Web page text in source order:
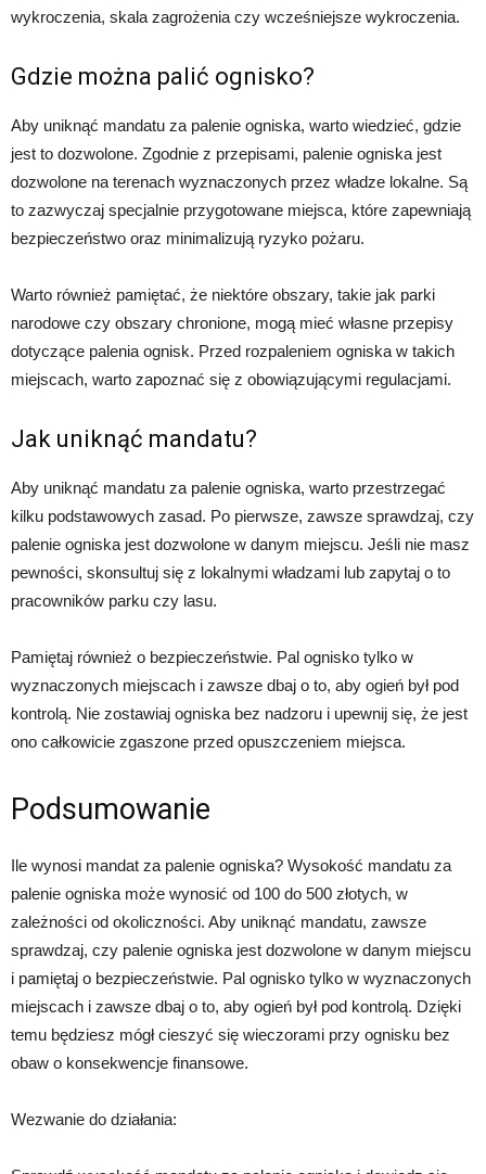
wykroczenia, skala zagrożenia czy wcześniejsze wykroczenia.
Gdzie można palić ognisko?
Aby uniknąć mandatu za palenie ogniska, warto wiedzieć, gdzie
jest to dozwolone. Zgodnie z przepisami, palenie ogniska jest
dozwolone na terenach wyznaczonych przez władze lokalne. Są
to zazwyczaj specjalnie przygotowane miejsca, które zapewniają
bezpieczeństwo oraz minimalizują ryzyko pożaru.
Warto również pamiętać, że niektóre obszary, takie jak parki
narodowe czy obszary chronione, mogą mieć własne przepisy
dotyczące palenia ognisk. Przed rozpaleniem ogniska w takich
miejscach, warto zapoznać się z obowiązującymi regulacjami.
Jak uniknąć mandatu?
Aby uniknąć mandatu za palenie ogniska, warto przestrzegać
kilku podstawowych zasad. Po pierwsze, zawsze sprawdzaj, czy
palenie ogniska jest dozwolone w danym miejscu. Jeśli nie masz
pewności, skonsultuj się z lokalnymi władzami lub zapytaj o to
pracowników parku czy lasu.
Pamiętaj również o bezpieczeństwie. Pal ognisko tylko w
wyznaczonych miejscach i zawsze dbaj o to, aby ogień był pod
kontrolą. Nie zostawiaj ogniska bez nadzoru i upewnij się, że jest
ono całkowicie zgaszone przed opuszczeniem miejsca.
Podsumowanie
Ile wynosi mandat za palenie ogniska? Wysokość mandatu za
palenie ogniska może wynosić od 100 do 500 złotych, w
zależności od okoliczności. Aby uniknąć mandatu, zawsze
sprawdzaj, czy palenie ogniska jest dozwolone w danym miejscu
i pamiętaj o bezpieczeństwie. Pal ognisko tylko w wyznaczonych
miejscach i zawsze dbaj o to, aby ogień był pod kontrolą. Dzięki
temu będziesz mógł cieszyć się wieczorami przy ognisku bez
obaw o konsekwencje finansowe.
Wezwanie do działania: